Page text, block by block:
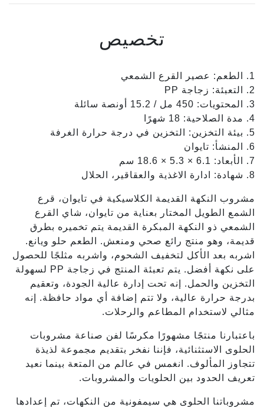
تخصيص
1. الطعم: عصير القرع الشمعي
2. التعبئة: زجاجة PP
3. المحتويات: 450 مل / 15.2 أونصة سائلة
4. مدة الصلاحية: 18 شهرًا
5. بيئة التخزين: التخزين في درجة حرارة الغرفة
6. المنشأ: تايوان
7. الأبعاد: 6.1 × 5.3 × 18.6 سم
8. شهادة: ادارة الاغذية والعقاقير، الحلال
مشروب النكهة القديمة الكلاسيكية في تايوان، قرع
الشمع الطويل المختار بعناية من تايوان، شاي القرع
الشمعي ذو النكهة المبكرة القديمة يتم تخميره بطرق
قديمة، وهو منتج رائع صحي ومنعش. الطعم حلو ويانع.
اشربه بعد الأكل لتخفيف الشحوم، واشربه مثلجًا للحصول
على نكهة أفضل. يتم تعبئة المنتج في زجاجة PP لسهولة
التخزين والحمل. إنه تحت إدارة عالية الجودة، وتعقيم
بدرجة حرارة عالية، ولا تتم إضافة أي مواد حافظة. إنه
مثالي لاستخدام المطاعم والرحلات.
باعتبارنا منتجًا مشهورًا مكرسًا لفن صناعة مشروبات
الحلوى الاستثنائية، فإننا نفخر بتقديم مجموعة لذيذة
تتجاوز المألوف. انغمس في عالم من المتعة بينما نعيد
تعريف الحدود بين الحلويات والمشروبات.
مشروباتنا الحلوى هي سيمفونية من النكهات، تم إعدادها